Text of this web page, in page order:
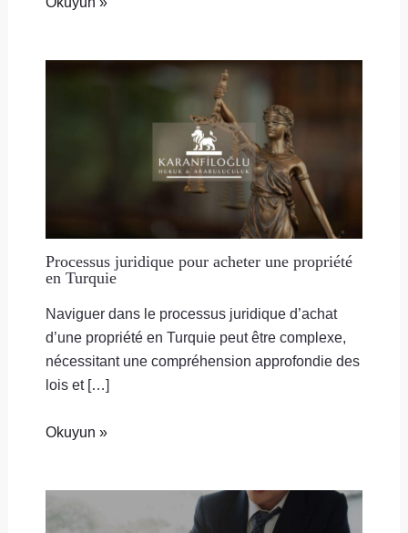
Processus juridique pour acheter une propriété
en Turquie
Naviguer dans le processus juridique d’achat
d’une propriété en Turquie peut être complexe,
nécessitant une compréhension approfondie des
lois et […]
Okuyun »